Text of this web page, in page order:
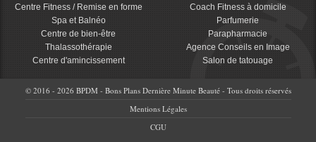
Centre Fitness / Remise en forme
Spa et Balnéo
Centre de bien-être
Thalassothérapie
Centre d'amincissement
Coach Fitness à domicile
Parfumerie
Parapharmacie
Agence Conseils en Image
Salon de tatouage
© 2016 - 2026 BPDM - Bons Plans Dernière Minute Beauté - Tous droits réservés
Mentions Légales
CGU